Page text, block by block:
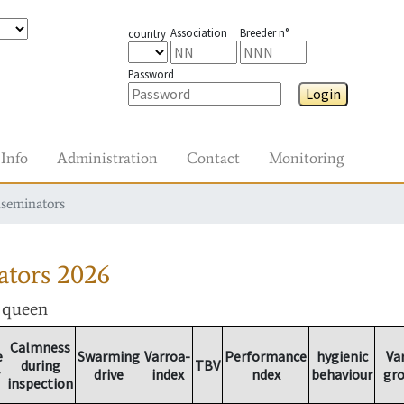
country Association Breeder n°
Password
Login
Info Administration Contact Monitoring
2026
Calmness
during
inspection
Swarming
drive
Varroa-
index
TBV Performance
ndex
hygienic
behaviour